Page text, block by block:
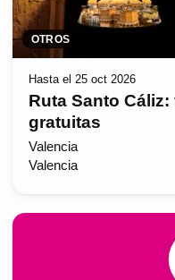
OTROS
Hasta el 25 oct 2026
Ruta Santo
gratuitas
Valencia
Valencia